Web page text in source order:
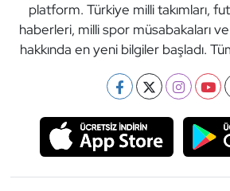
platform. Türkiye milli takımları,
haberleri, milli spor müsabakaları
hakkında en yeni bilgiler başladı.